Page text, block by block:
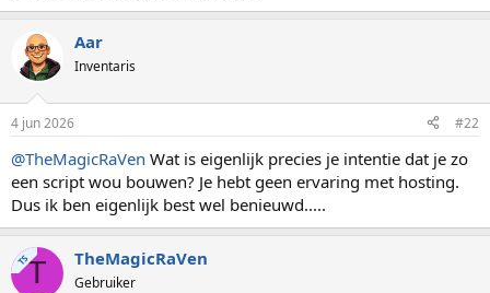
Aar
Inventaris
4 jun 2026 #22
@TheMagicRaVen Wat is eigenlijk precies je intentie dat je zo
een script wou bouwen? Je hebt geen ervaring met hosting.
Dus ik ben eigenlijk best wel benieuwd.....
TST TheMagicRaVen
Gebruiker